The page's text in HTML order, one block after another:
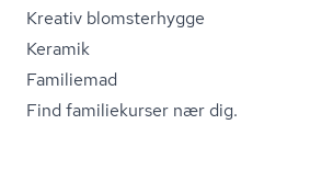
Kreativ blomsterhygge
Keramik
Familiemad
Find familiekurser nær dig.